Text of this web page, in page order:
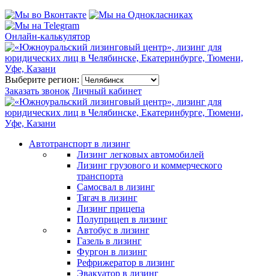
Онлайн-калькулятор
Выберите регион:
Заказать звонок Личный кабинет
Автотранспорт в лизинг
Лизинг легковых автомобилей
Лизинг грузового и коммерческого
транспорта
Самосвал в лизинг
Тягач в лизинг
Лизинг прицепа
Полуприцеп в лизинг
Автобус в лизинг
Газель в лизинг
Фургон в лизинг
Рефрижератор в лизинг
Эвакуатор в лизинг